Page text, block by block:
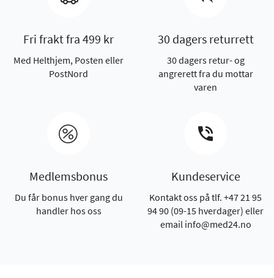
Fri frakt fra 499 kr
Med Helthjem, Posten eller
PostNord
30 dagers returrett
30 dagers retur- og
angrerett fra du mottar
varen
Medlemsbonus
Du får bonus hver gang du
handler hos oss
Kundeservice
Kontakt oss på tlf. +47 21 95
94 90 (09-15 hverdager) eller
email info@med24.no